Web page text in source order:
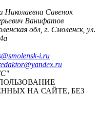
Николаевна Савенок
Ванифатов
обл, г. Смоленск, ул.
i.ru
НА САЙТЕ, БЕЗ